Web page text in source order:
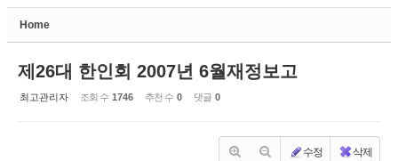
Home
제26대 한인회 2007년 6월재정보고
최고관리자 조회 수 1746 추천 수 0 댓글 0
수정 삭제
Sketchbook5, 스케치북5